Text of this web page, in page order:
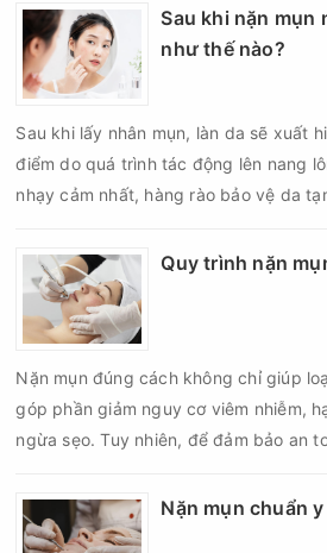
nên nghiêm trọng hơn, làm tăng nguy
thâm hoặc sẹo khó phục hồi.
Sau khi nặn mụn
như thế nào?
Sau khi lấy nhân mụn, làn da sẽ xuất
điểm do quá trình tác động lên nang
nhạy cảm nhất, hàng rào bảo vệ da
cơ viêm nhiễm, thâm sau mụn hoặc
nếu chăm sóc không đúng cách.
da sau nặn mụn không chỉ giúp vùng
mà còn góp phần giảm nguy cơ tái
biến chứng về sau.
Quy trình nặn
Nặn mụn đúng cách không chỉ giúp
góp phần giảm nguy cơ viêm nhiễm,
ngừa sẹo. Tuy nhiên, để đảm bảo an
đủ các bước vô khuẩn và chăm sóc
Nặn mụn chuẩn